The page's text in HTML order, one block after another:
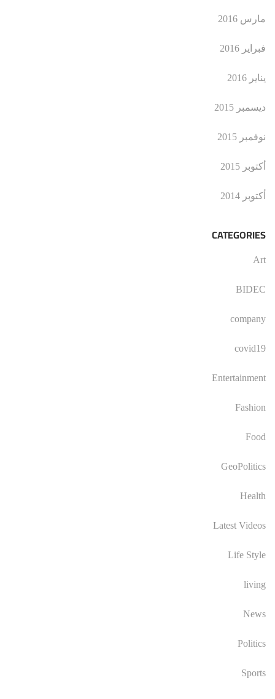
مارس 2016
فبراير 2016
يناير 2016
ديسمبر 2015
نوفمبر 2015
أكتوبر 2015
أكتوبر 2014
CATEGORIES
Art
BIDEC
company
covid19
Entertainment
Fashion
Food
GeoPolitics
Health
Latest Videos
Life Style
living
News
Politics
Sports